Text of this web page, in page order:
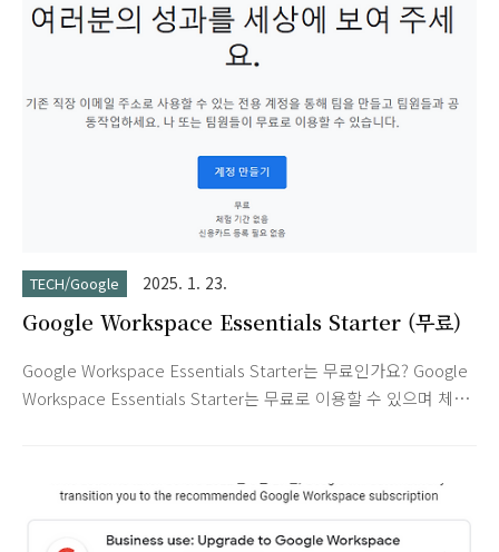
Google Sheets 새 시트 작성slide.new Google Slides 새 슬
라이드 작성 유용한 크롬 브라우저 단축키 몇가지Ctrl + Shift +
TECH/Google 2025. 1. 23.
Google Workspace Essentials Starter (무료)
Google Workspace Essentials Starter는 무료인가요? Google
Workspace Essentials Starter는 무료로 이용할 수 있으며 체
저장할 수 있습니다. 더 많은 스토리지가 필요하거나 3명 이상이
참가하는 장시간의 그룹 화상 회의, 고급 보안 관리, 연중무휴 지
원과 같은 기능이 필요한 경우 Google Workspace Enterprise